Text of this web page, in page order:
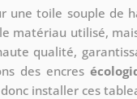
une toile souple de
matériau utilisé,
qualité,
des encres
installer ces